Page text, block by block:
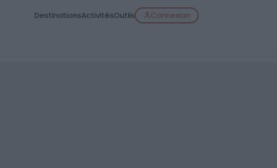
DestinationsActivitésOutils Connexion